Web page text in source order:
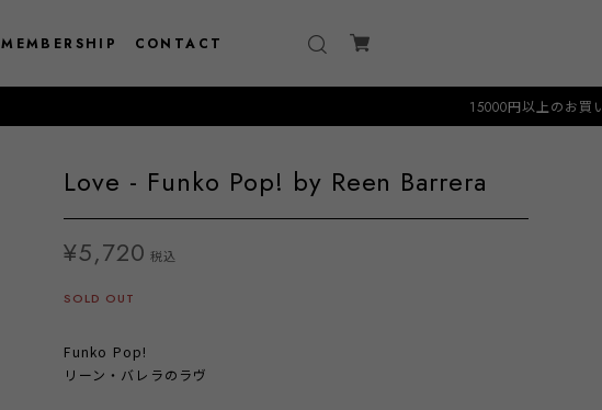
MEMBERSHIP CONTACT
15000円以上のお買い物で送
Love - Funko Pop! by Reen Barrera
¥5,720 税込
SOLD OUT
Funko Pop!
リーン・バレラのラヴ